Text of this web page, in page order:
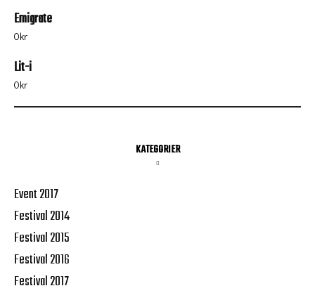
Emigrate
0kr
Lit-i
0kr
KATEGORIER
Event 2017
Festival 2014
Festival 2015
Festival 2016
Festival 2017